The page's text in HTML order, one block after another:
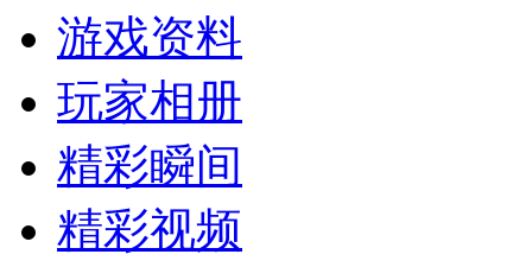
游戏资料
玩家相册
精彩瞬间
精彩视频